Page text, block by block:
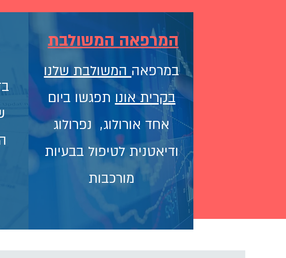
המרפאה המשולבת
במרפאה המשולבת שלנו
בקרית אונו תפגשו ביום
אחד אורולוג, נפרולוג
ודיאטנית לטיפול בבעיות
מורכבות